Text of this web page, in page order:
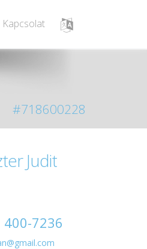
Kapcsolat
#718600228
Judit
400-7236